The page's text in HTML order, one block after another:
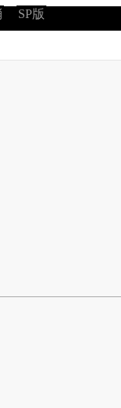
SP版